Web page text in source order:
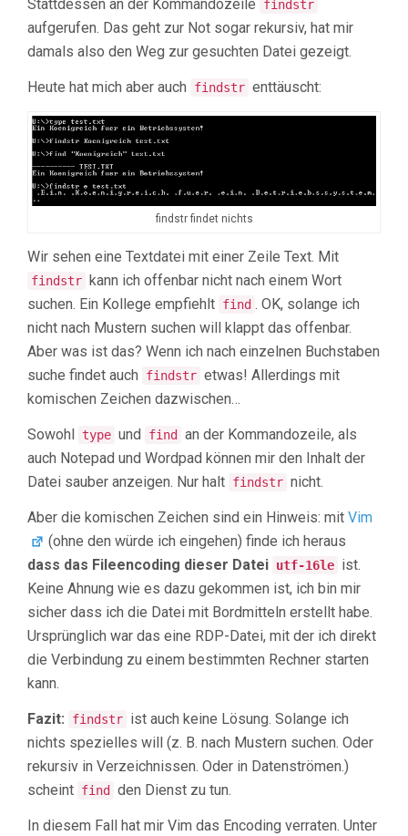
Stattdessen an der Kommandozeile findstr
aufgerufen. Das geht zur Not sogar rekursiv, hat mir
damals also den Weg zur gesuchten Datei gezeigt.
Heute hat mich aber auch findstr enttäuscht:
findstr findet nichts
Wir sehen eine Textdatei mit einer Zeile Text. Mit
findstr
kann ich offenbar nicht nach einem Wort
suchen. Ein Kollege empfiehlt find . OK, solange ich
nicht nach Mustern suchen will klappt das offenbar.
Aber was ist das? Wenn ich nach einzelnen Buchstaben
suche findet auch
findstr etwas! Allerdings mit
komischen Zeichen dazwischen…
Sowohl type und find
an der Kommandozeile, als
auch Notepad und Wordpad können mir den Inhalt der
Datei sauber anzeigen. Nur halt findstr nicht.
Aber die komischen Zeichen sind ein Hinweis: mit Vim
(ohne den würde ich eingehen) finde ich heraus
dass das Fileencoding dieser Datei utf-16le ist.
Keine Ahnung wie es dazu gekommen ist, ich bin mir
sicher dass ich die Datei mit Bordmitteln erstellt habe.
Ursprünglich war das eine RDP-Datei, mit der ich direkt
die Verbindung zu einem bestimmten Rechner starten
kann.
Fazit: findstr ist auch keine Lösung. Solange ich
nichts spezielles will (z. B. nach Mustern suchen. Oder
rekursiv in Verzeichnissen. Oder in Datenströmen.)
scheint find den Dienst zu tun.
In diesem Fall hat mir Vim das Encoding verraten. Unter